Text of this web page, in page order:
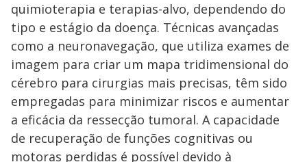
quimioterapia e terapias-alvo, dependendo do
tipo e estágio da doença. Técnicas avançadas
como a neuronavegação, que utiliza exames de
imagem para criar um mapa tridimensional do
cérebro para cirurgias mais precisas, têm sido
empregadas para minimizar riscos e aumentar
a eficácia da ressecção tumoral. A capacidade
de recuperação de funções cognitivas ou
motoras perdidas é possível devido à